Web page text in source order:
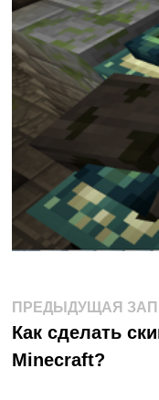
Навигация
по
ПРЕДЫДУЩАЯ
Как сделать
Minecraft?